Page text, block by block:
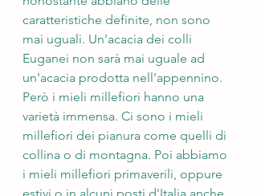
caratteristiche definite, non sono
mai uguali. Un'acacia dei colli
Euganei non sarà mai uguale ad
un'acacia prodotta nell'appennino.
Però i mieli millefiori hanno una
varietà immensa. Ci sono i mieli
millefiori dei pianura come quelli di
collina o di montagna. Poi abbiamo
i mieli millefiori primaverili, oppure